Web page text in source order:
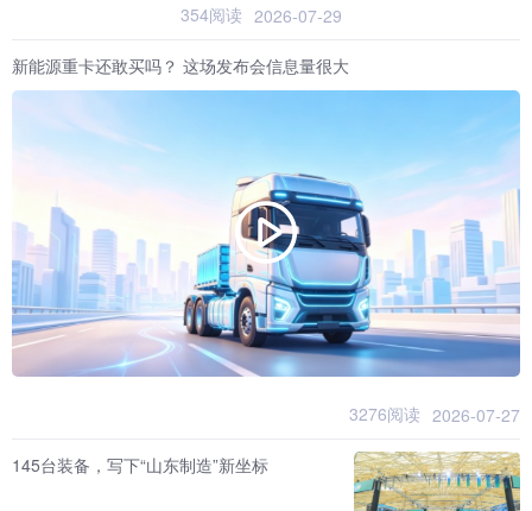
354阅读 2026-07-29
新能源重卡还敢买吗？ 这场发布会信息量很大
3276阅读 2026-07-27
145台装备，写下“山东制造”新坐标